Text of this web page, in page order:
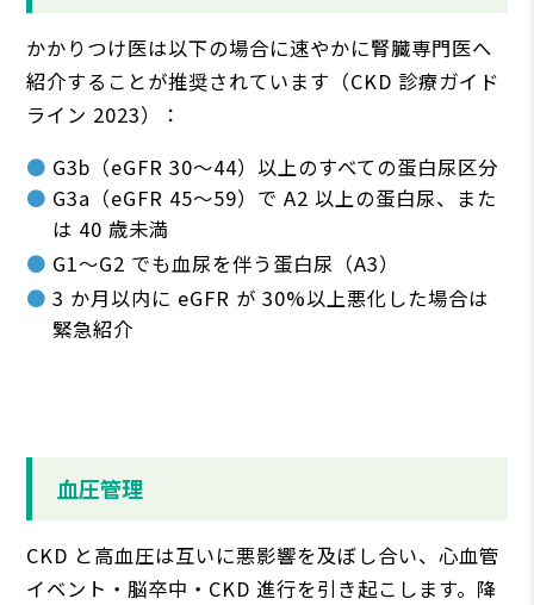
かかりつけ医は以下の場合に速やかに腎臓専⾨医へ
紹介することが推奨されています（CKD 診療ガイド
ライン 2023）：
G3b（eGFR 30〜44）以上のすべての蛋⽩尿区分
G3a（eGFR 45〜59）で A2 以上の蛋⽩尿、また
は 40 歳未満
G1〜G2 でも⾎尿を伴う蛋⽩尿（A3）
3 か⽉以内に eGFR が 30%以上悪化した場合は
緊急紹介
⾎圧管理
CKD と⾼⾎圧は互いに悪影響を及ぼし合い、⼼⾎管
イベント・脳卒中・CKD 進⾏を引き起こします。降